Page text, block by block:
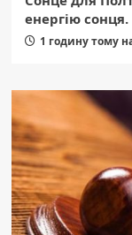
енергію сонця.
1 годину тому